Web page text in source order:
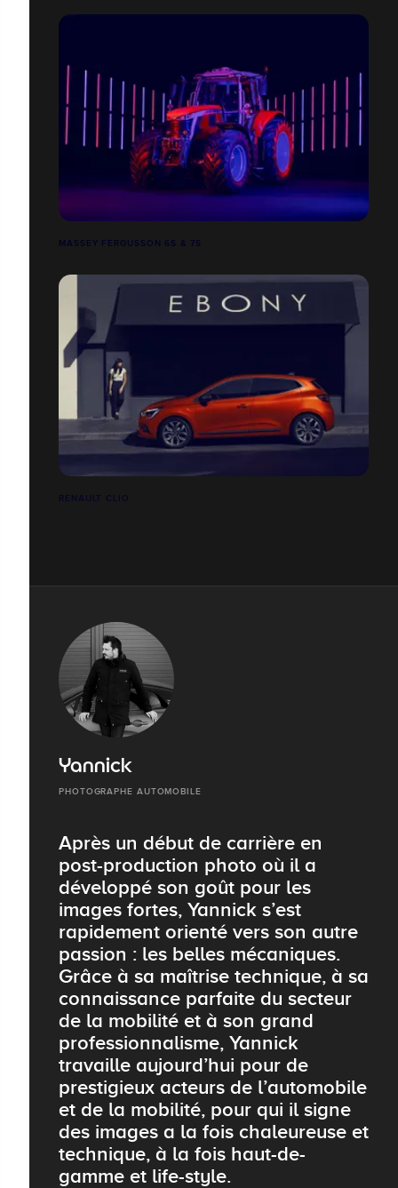
MASSEY FERGUSSON 6S & 7S
Yannick
PHOTOGRAPHE AUTOMOBILE
Après un début de carrière en
post-production photo où il a
développé son goût pour les
images fortes, Yannick s’est
rapidement orienté vers son autre
passion : les belles mécaniques.
Grâce à sa maîtrise technique, à sa
connaissance parfaite du secteur
de la mobilité et à son grand
professionnalisme, Yannick
travaille aujourd’hui pour de
prestigieux acteurs de l’automobile
et de la mobilité, pour qui il signe
des images a la fois chaleureuse et
technique, à la fois haut-de-
gamme et life-style.